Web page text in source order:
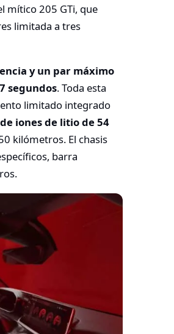
mítico 205 GTi, que
limitada a tres
y un par máximo
segundos. Toda esta
limitado integrado
iones de litio de 54
kilómetros. El chasis
barra